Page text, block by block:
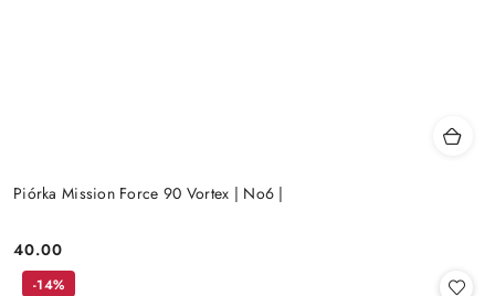
Piórka Mission Force 90 Vortex | No6 |
Cena:
40.00
-14%